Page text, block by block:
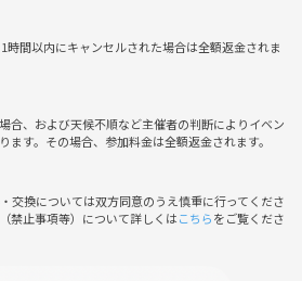
寿店
ebisu/
時間以内にキャンセルされた場合は全額返金されま
合、および天候不順など主催者の判断によりイベン
ます。その場合、参加料金は全額返金されます。
交換については双方同意のうえ慎重に行ってくださ
禁止事項等）について詳しくはこちらをご覧くださ